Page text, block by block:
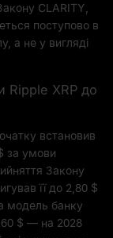
CLARITY,
поступово в
а не у вигляді
Ripple XRP до
встановив
за умови
Закону
її до 2,80 $
модель банку
$ — на 2028